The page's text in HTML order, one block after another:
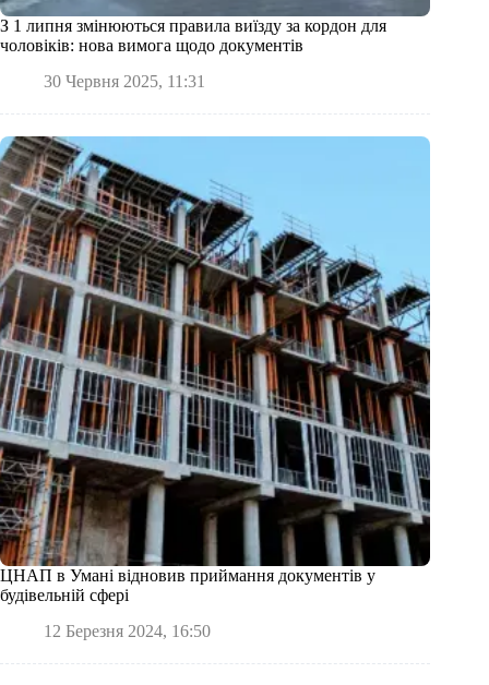
З 1 липня змінюються правила виїзду за кордон для
чоловіків: нова вимога щодо документів
30 Червня 2025, 11:31
ЦНАП в Умані відновив приймання документів у
будівельній сфері
12 Березня 2024, 16:50